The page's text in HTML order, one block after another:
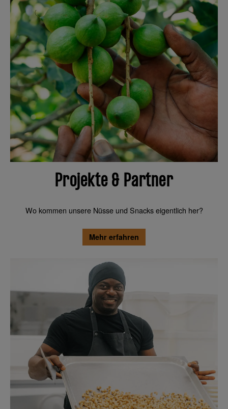
Projekte & Partner
Wo kommen unsere Nüsse und Snacks eigentlich her?
Mehr erfahren